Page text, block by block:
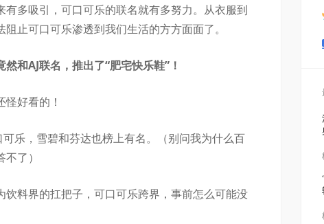
多吸引，可口可乐的联名就有多努力。从衣服到
止可口可乐渗透到我们生活的方方面面了。
和AJ联名，推出了“肥宅快乐鞋”！
好看的！
乐，雪碧和芬达也榜上有名。（别问我为什么百
了）
料界的扛把子，可口可乐跨界，事前怎么可能没